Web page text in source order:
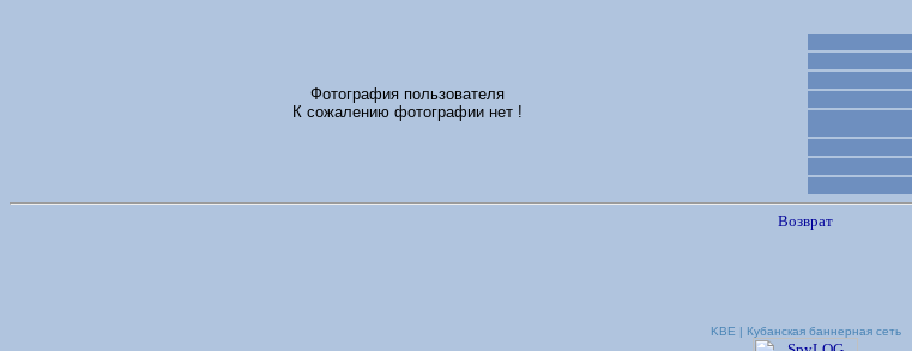
Фотография пользователя
К сожалению фотографии нет !
Возврат
KBE | Кубанская баннерная сеть